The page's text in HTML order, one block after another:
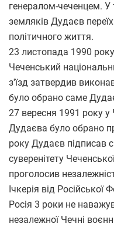
генералом-чеченцем. У
земляків Дудаєв
політичного життя.
23 листопада 1990
Чеченський
з'їзд затвердив
було обрано саме
27 вересня 1991 року
Дудаєва було обрано
року Дудаєв підписав
суверенітету
проголосив
Ічкерія від Російської
Росія 3 роки не
незалежної Чечні